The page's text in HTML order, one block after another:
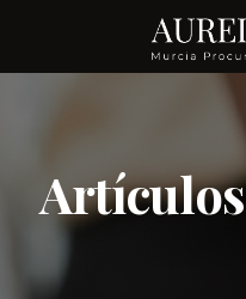
Artículos